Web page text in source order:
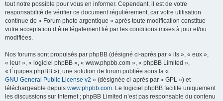
tout notre possible pour vous en informer. Cependant, il est de votre
responsabilité de vérifier ce document régulièrement, car votre utilisation
continue de « Forum photo argentique » après toute modification constitue
votre acceptation d’être légalement lié par les conditions mises à jour et/ou
modifiées.
Nos forums sont propulsés par phpBB (désigné ci-après par « ils », « eux »,
« leur », « logiciel phpBB », « www.phpbb.com », « phpBB Limited »,
« Équipes phpBB »), une solution de forum publiée sous la «
GNU General Public License v2 » (désignée ci-après par « GPL ») et
téléchargeable depuis www.phpbb.com. Le logiciel phpBB facilite uniquement
les discussions sur Internet ; phpBB Limited n’est pas responsable du contenu